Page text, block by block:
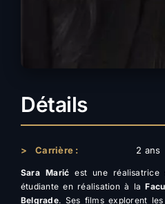
Détails
> Carrière : 2 ans
Sara Marić est une réalisatrice
étudiante en réalisation à la
Belgrade. Ses films explorent